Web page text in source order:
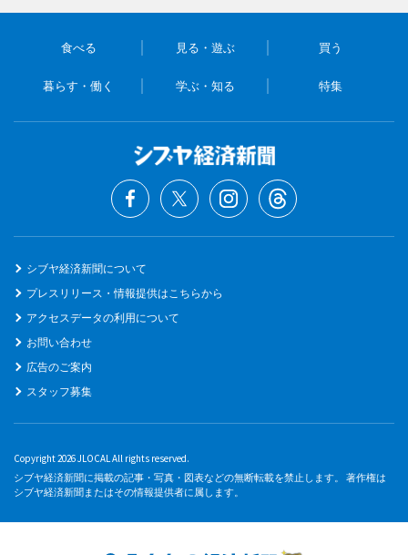
食べる 見る・遊ぶ 買う
暮らす・働く 学ぶ・知る 特集
シブヤ経済新聞について
プレスリリース・情報提供はこちらから
アクセスデータの利用について
お問い合わせ
広告のご案内
スタッフ募集
Copyright 2026 JLOCAL All rights reserved.
シブヤ経済新聞に掲載の記事・写真・図表などの無断転載を禁止します。 著作権は
シブヤ経済新聞またはその情報提供者に属します。